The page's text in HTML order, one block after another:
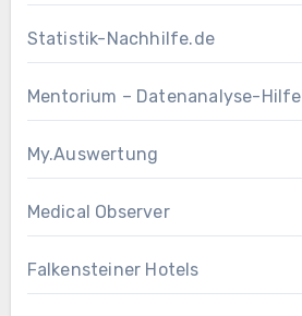
Statistik-Nachhilfe.de
Mentorium – Datenanalyse-Hilfe
My.Auswertung
Medical Observer
Falkensteiner Hotels